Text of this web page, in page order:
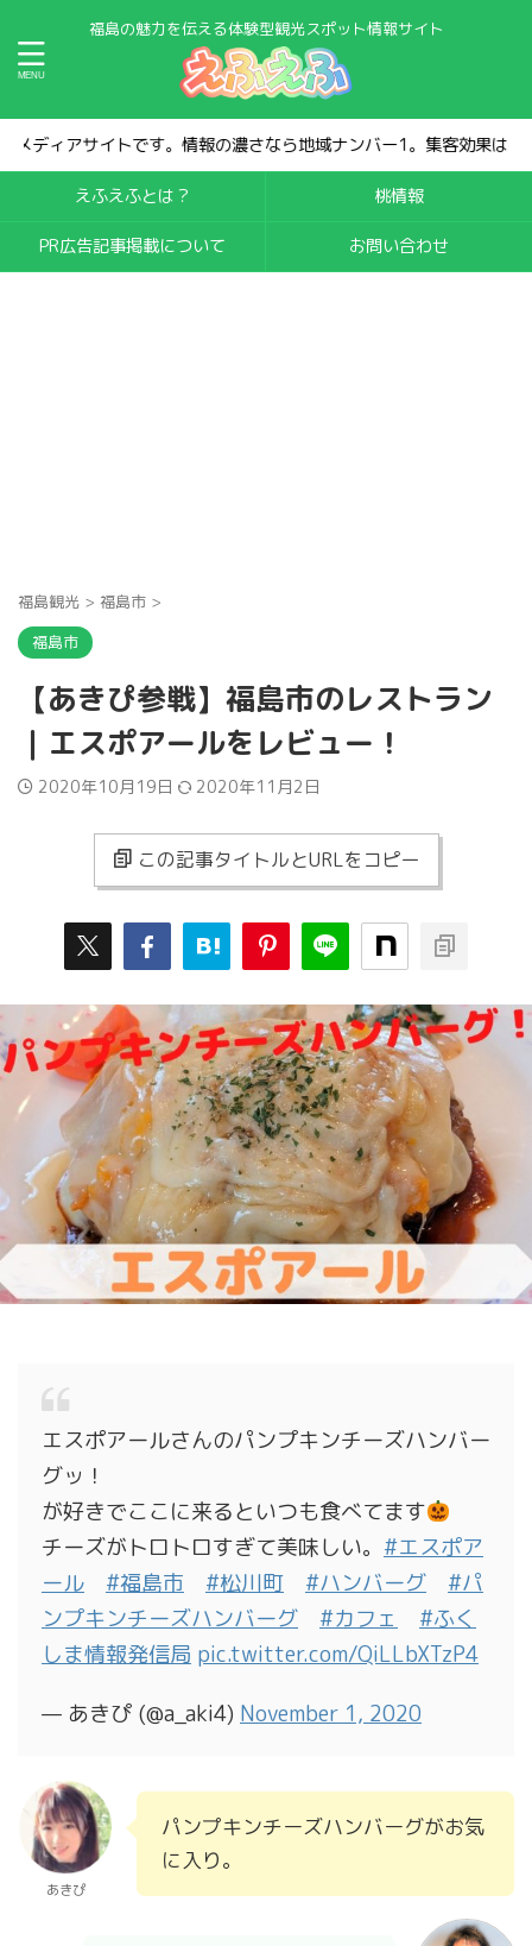
福島の魅力を伝える体験型観光スポット情報サイト
バー1。集客効果は抜群です！
えふえふとは？ 桃情報
PR広告記事掲載について お問い合わせ
福島観光 > 福島市 >
福島市
【あきぴ参戦】福島市のレストラン
｜エスポアールをレビュー！
2020年10月19日 2020年11月2日
この記事タイトルとURLをコピー
エスポアールさんのパンプキンチーズハンバー
グッ！
が好きでここに来るといつも食べてます
チーズがトロトロすぎて美味しい。 #エスポア
ール
#福島市 #松川町 #ハンバーグ
#パ
ンプキンチーズハンバーグ
#カフェ
#ふく
しま情報発信局 pic.twitter.com/QiLLbXTzP4
— あきぴ (@a_aki4) November 1, 2020
あきぴ
パンプキンチーズハンバーグがお気
に入り。